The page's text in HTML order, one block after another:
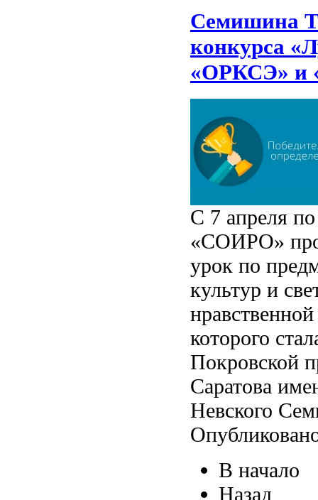
Семишина
конкурса
«ОРКСЭ» и
С 7 апреля
«СОИРО»
урок по
культур и
которого
Покровской
Саратова
Невского
В начало
Назад